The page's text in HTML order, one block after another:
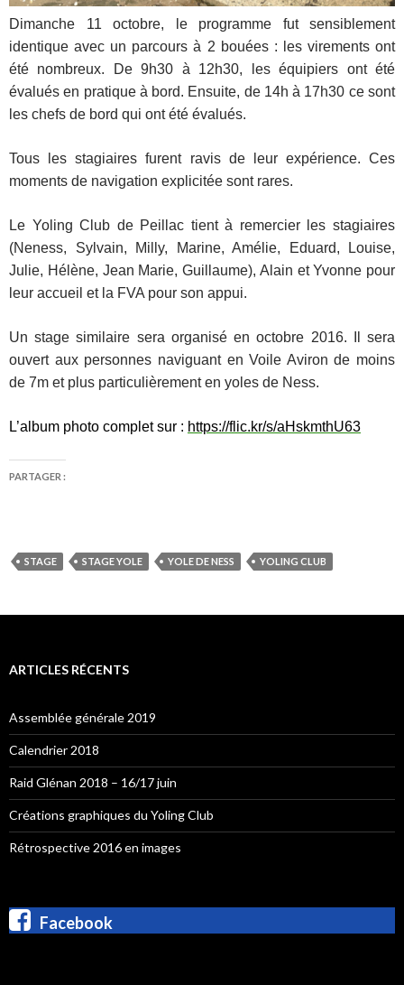
Dimanche 11 octobre, le programme fut sensiblement
identique avec un parcours à 2 bouées : les virements ont
été nombreux. De 9h30 à 12h30, les équipiers ont été
évalués en pratique à bord. Ensuite, de 14h à 17h30 ce sont
les chefs de bord qui ont été évalués.
Tous les stagiaires furent ravis de leur expérience. Ces
moments de navigation explicitée sont rares.
Le Yoling Club de Peillac tient à remercier les stagiaires
(Neness, Sylvain, Milly, Marine, Amélie, Eduard, Louise,
Julie, Hélène, Jean Marie, Guillaume), Alain et Yvonne pour
leur accueil et la FVA pour son appui.
Un stage similaire sera organisé en octobre 2016. Il sera
ouvert aux personnes naviguant en Voile Aviron de moins
de 7m et plus particulièrement en yoles de Ness.
L’album photo complet sur : https://flic.kr/s/aHskmthU63
PARTAGER :
STAGE STAGE YOLE YOLE DE NESS YOLING CLUB
ARTICLES RÉCENTS
Assemblée générale 2019
Calendrier 2018
Raid Glénan 2018 – 16/17 juin
Créations graphiques du Yoling Club
Rétrospective 2016 en images
Facebook